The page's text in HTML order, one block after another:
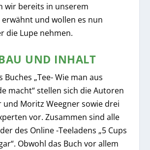
wir bereits in unserem
erwähnt und wollen es nun
die Lupe nehmen.
UND INHALT
Buches „Tee- Wie man aus
macht“ stellen sich die Autoren
und Moritz Weegner sowie drei
vor. Zusammen sind alle
des Online -Teeladens „5 Cups
Obwohl das Buch vor allem